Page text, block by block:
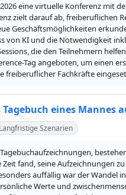
eine virtuelle Konferenz mit
zielt darauf ab, freiberuflichen
Geschäftsmöglichkeiten
KI und die Notwendigkeit
die den Teilnehmern
Tag angeboten, um einen
freiberuflicher Fachkräfte
eines Mannes
Langfristige Szenarien
fand, seine Aufzeichnungen
auffällig war der Wandel
Werte und